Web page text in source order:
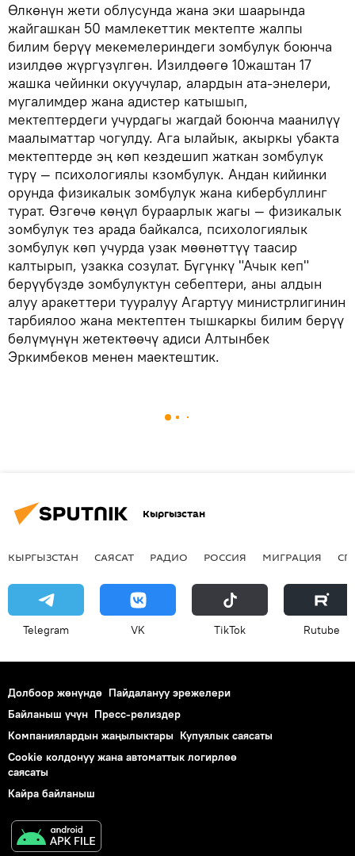
Өлкөнүн жети облусунда жана эки шаарында
жайгашкан 50 мамлекеттик мектепте жалпы
билим берүү мекемелериндеги зомбулук боюнча
изилдөө жүргүзүлгөн. Изилдөөгө 10жаштан 17
жашка чейинки окуучулар, алардын ата-энелери,
мугалимдер жана адистер катышып,
мектептердеги учурдагы жагдай боюнча маанилүү
маалыматтар чогулду. Ага ылайык, акыркы убакта
мектептерде эң көп кездешип жаткан зомбулук
түрү — психологиялы кзомбулук. Андан кийинки
орунда физикалык зомбулук жана кибербуллинг
турат. Өзгөчө көңүл бураарлык жагы — физикалык
зомбулук тез арада байкалса, психологиялык
зомбулук көп учурда узак мөөнөттүү таасир
калтырып, узакка созулат. Бүгүнкү "Ачык кеп"
берүүбүздө зомбулуктун себептери, аны алдын
алуу аракеттери тууралуу Агартуу министрлигинин
тарбиялоо жана мектептен тышкаркы билим берүү
бөлүмүнүн жетектөөчү адиси Алтынбек
Эркимбеков менен маектештик.
Кыргызстан
КЫРГЫЗСТАН САЯСАТ РАДИО РОССИЯ МИГРАЦИЯ
Telegram VK ТikТоk Rutube
Долбоор жөнүндө Пайдалануу эрежелери
Байланыш үчүн Пресс-релиздер
Компаниялардын жаңылыктары Купуялык саясаты
Cookie колдонуу жана автоматтык логирлөө
саясаты
Кайра байланыш